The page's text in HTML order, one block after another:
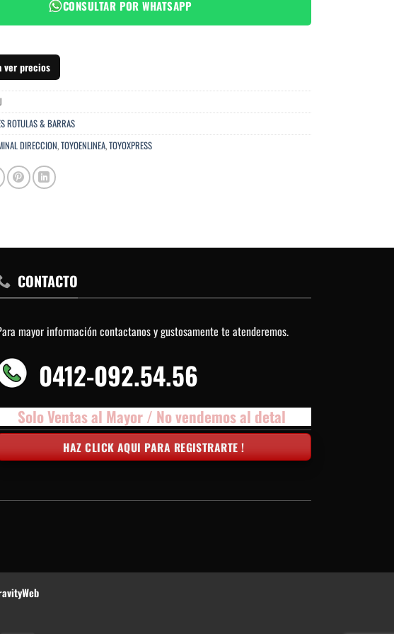
CONSULTAR POR WHATSAPP
ver precios
ROTULAS & BARRAS
DIRECCION,TOYOENLINEA,TOYOXPRESS
CONTACTO
mayor información contactanos y gustosamente te atenderemos.
0412-092.54.56
Solo Ventas al Mayor / No vendemos al detal
HAZ CLICK AQUI PARA REGISTRARTE !